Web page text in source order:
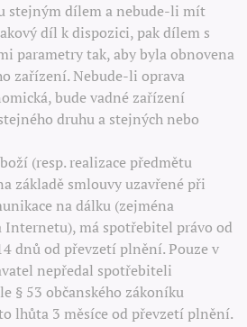
stejným dílem a nebude-li mít
díl k dispozici, pak dílem s
parametry tak, aby byla obnovena
zařízení. Nebude-li oprava
bude vadné zařízení
druhu a stejných nebo
(resp. realizace předmětu
základě smlouvy uzavřené při
na dálku (zejména
má spotřebitel právo od
dnů od převzetí plnění. Pouze v
nepředal spotřebiteli
§ 53 občanského zákoníku
lhůta 3 měsíce od převzetí plnění.